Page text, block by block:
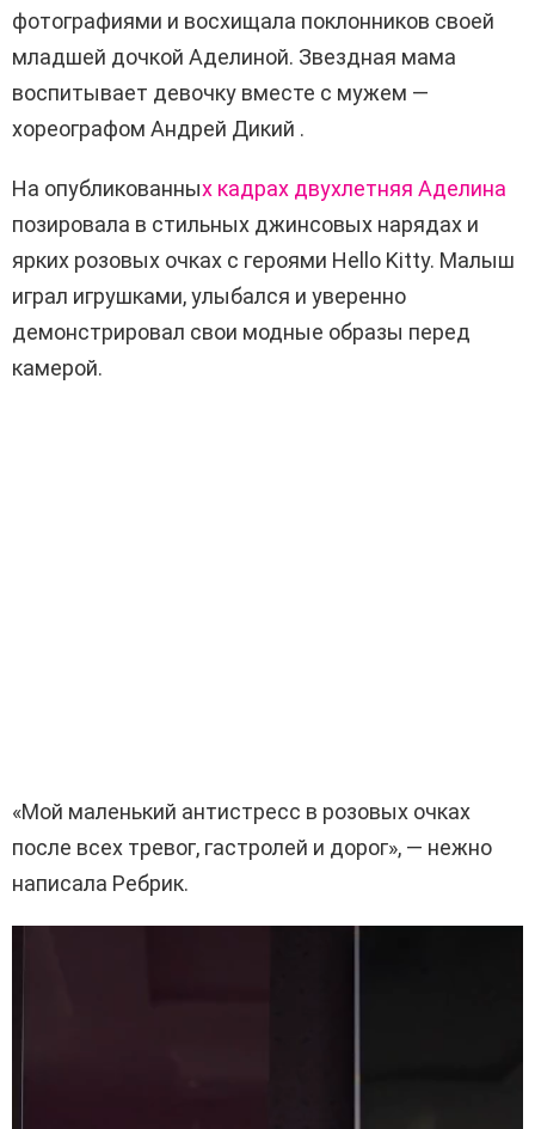
фотографиями и восхищала поклонников своей
младшей дочкой Аделиной. Звездная мама
воспитывает девочку вместе с мужем —
хореографом Андрей Дикий .
На опубликованных кадрах двухлетняя Аделина
позировала в стильных джинсовых нарядах и
ярких розовых очках с героями Hello Kitty. Малыш
играл игрушками, улыбался и уверенно
демонстрировал свои модные образы перед
камерой.
«Мой маленький антистресс в розовых очках
после всех тревог, гастролей и дорог», — нежно
написала Ребрик.